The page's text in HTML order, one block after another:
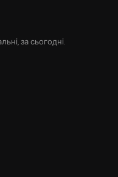
за сьогодні.